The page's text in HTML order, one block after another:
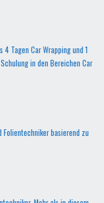
Tagen Car Wrapping und 1
in den Bereichen Car
basierend zu